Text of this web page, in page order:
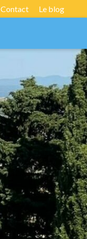
Contact Le blog